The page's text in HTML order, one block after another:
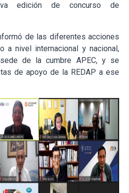
edición de concurso de
de las diferentes acciones
a nivel internacional y nacional,
de la cumbre APEC, y se
de apoyo de la REDAP a ese